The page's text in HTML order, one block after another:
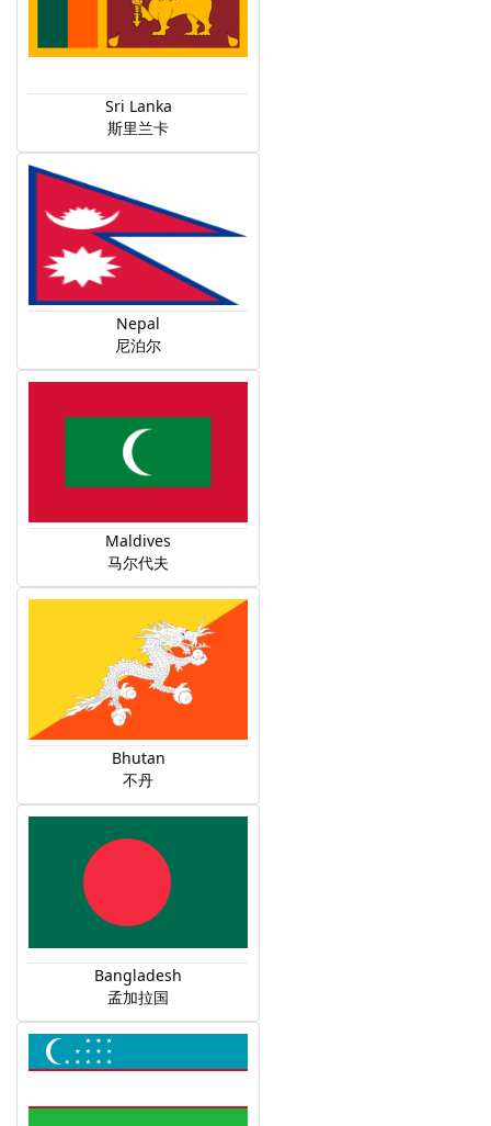
Sri Lanka
斯里兰卡
Nepal
尼泊尔
Maldives
马尔代夫
Bhutan
不丹
Bangladesh
孟加拉国